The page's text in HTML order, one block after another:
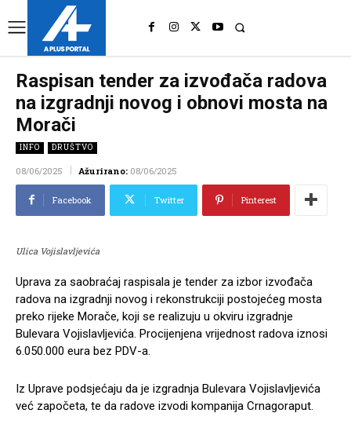
Raspisan tender za izvođača radova
na izgradnji novog i obnovi mosta na
Morači
INFO DRUŠTVO
08/06/2025 Ažurirano: 08/06/2025
Facebook Twitter Pinterest
Ulica Vojislavljevića
Uprava za saobraćaj raspisala je tender za izbor izvođača
radova na izgradnji novog i rekonstrukciji postojećeg mosta
preko rijeke Morače, koji se realizuju u okviru izgradnje
Bulevara Vojislavljevića. Procijenjena vrijednost radova iznosi
6.050.000 eura bez PDV-a.
Iz Uprave podsjećaju da je izgradnja Bulevara Vojislavljevića
već započeta, te da radove izvodi kompanija Crnagoraput.